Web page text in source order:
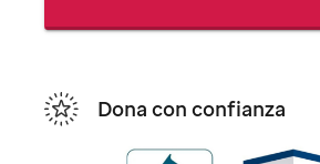
Dona con confianza